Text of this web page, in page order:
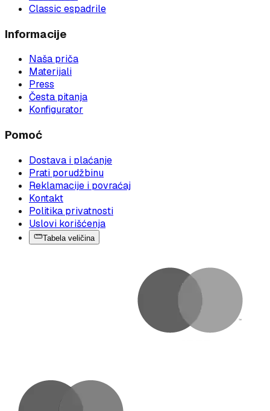
Classic espadrile
Informacije
Naša priča
Materijali
Press
Česta pitanja
Konfigurator
Pomoć
Dostava i plaćanje
Prati porudžbinu
Reklamacije i povraćaj
Kontakt
Politika privatnosti
Uslovi korišćenja
Tabela veličina